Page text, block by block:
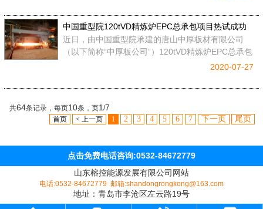
中国重型院120tVD精炼炉EPC总承包项目热试成功​
近日，由中国重型院承建的唐山中厚板材有限公司
（以下简称“中厚板公司”）120tVD精炼炉EPC总承包
2020-07-27
共64条记录，每页10条，页1/7
首页 < 上一页 1 2 3 4 5 6 7 下一页 尾页
点击免费电话咨询:0532-84672779
山东榕控能源发展有限公司网站
电话:0532-84672779 邮箱:shandongrongkong@163.com
地址：青岛市李沧区左云路19号